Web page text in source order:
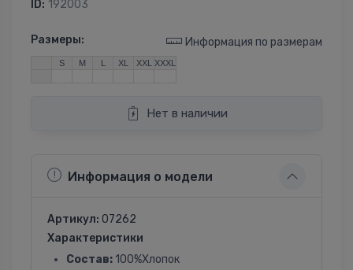
ID: 192003
Размеры: Информация по размерам
S M L XL XXL XXXL
Нет в наличии
Информация о модели
Артикул: 07262
Характеристики
Состав: 100%Хлопок